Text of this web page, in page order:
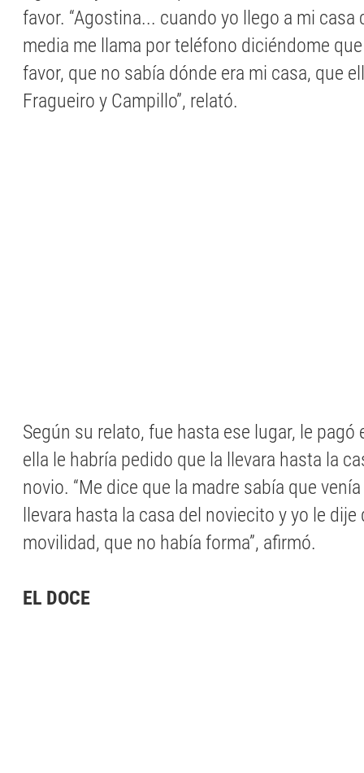
favor. “Agostina... cuando yo llego a mi casa
media me llama por teléfono diciéndome
favor, que no sabía dónde era mi casa, que
Fragueiro y Campillo”, relató.
Según su relato, fue hasta ese lugar, le pagó
ella le habría pedido que la llevara hasta la
novio. “Me dice que la madre sabía que
llevara hasta la casa del noviecito y yo le
movilidad, que no había forma”, afirmó.
EL DOCE